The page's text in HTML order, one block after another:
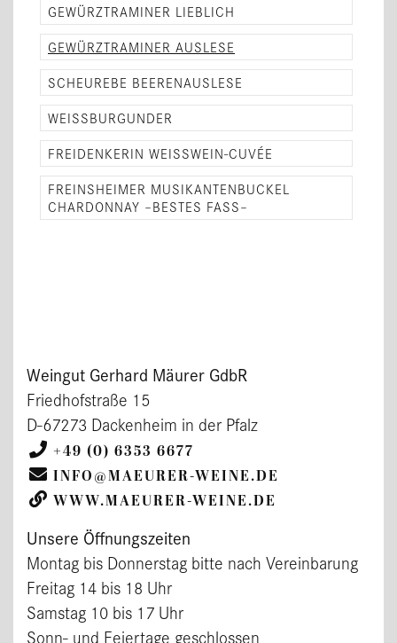
GEWÜRZTRAMINER LIEBLICH
GEWÜRZTRAMINER AUSLESE
SCHEUREBE BEERENAUSLESE
WEISSBURGUNDER
FREIDENKERIN WEISSWEIN-CUVÉE
FREINSHEIMER MUSIKANTENBUCKEL
CHARDONNAY –BESTES FASS–
Weingut Gerhard Mäurer GdbR
Friedhofstraße 15
D-67273 Dackenheim in der Pfalz
+49 (0) 6353 6677
INFO@MAEURER-WEINE.DE
WWW.MAEURER-WEINE.DE
Unsere Öffnungszeiten
Montag bis Donnerstag bitte nach Vereinbarung
Freitag 14 bis 18 Uhr
Samstag 10 bis 17 Uhr
Sonn- und Feiertage geschlossen